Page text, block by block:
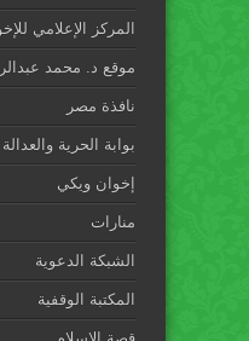
المركز الإعلامي
موقع د. محمد
نافذة مصر
بوابة الحرية والعدالة
إخوان ويكي
منارات
الشبكة الدعوية
المكتبة الوقفية